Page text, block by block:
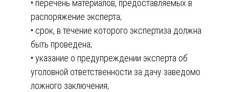
• перечень материалов, предоставляемых в
распоряжение эксперта;
• срок, в течение которого экспертиза должна
быть проведена;
• указание о предупреждении эксперта об
уголовной ответственности за дачу заведомо
ложного заключения;